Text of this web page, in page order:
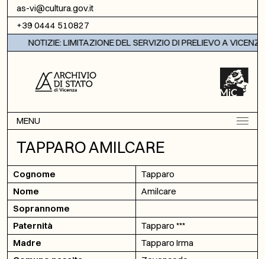
Vai al contenuto
as-vi@cultura.gov.it
+39 0444 510827
NOTIZIE: LIMITAZIONE DEL SERVIZIO DI PRELIEVO A VICENZA
MENU
TAPPARO AMILCARE
Cognome
Tapparo
Nome
Amilcare
Soprannome
Paternità
Tapparo ***
Madre
Tapparo Irma